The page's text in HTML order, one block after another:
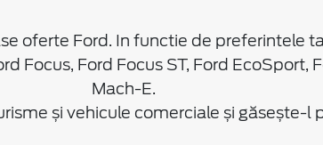
oferte Ford. In functie de preferintele
Focus, Ford Focus ST, Ford
Mach-E.
și vehicule comerciale și găsește-l